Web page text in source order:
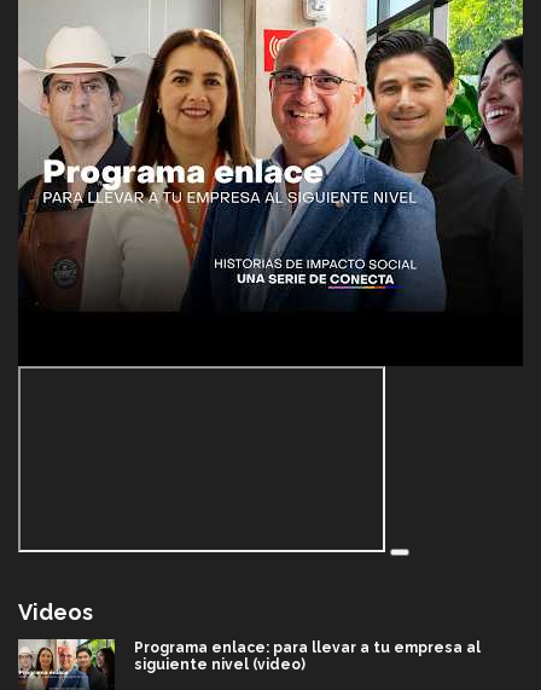
Videos
Programa enlace: para llevar a tu empresa al
siguiente nivel (video)